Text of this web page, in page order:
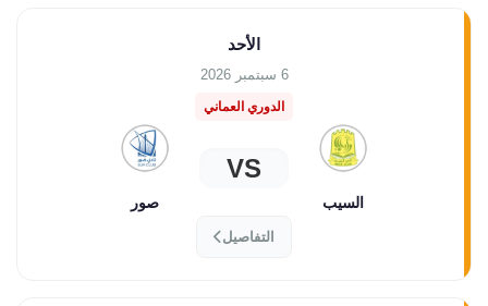
الأحد
6 سبتمبر 2026
الدوري العماني
السيب
VS
صور
التفاصيل